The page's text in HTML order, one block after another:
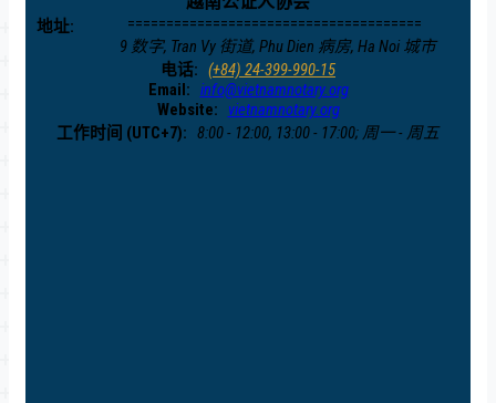
======================================
地址:
9 数字, Tran Vy 街道, Phu Dien 病房, Ha Noi 城市
电话: (+84) 24-399-990-15
Email: info@vietnamnotary.org
Website:
vietnamnotary.org
工作时间 (UTC+7): 8:00 - 12:00, 13:00 - 17:00; 周一 - 周五